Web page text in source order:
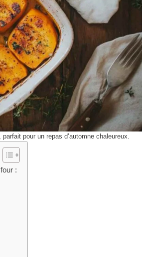
pour un repas d’automne chaleureux.
: